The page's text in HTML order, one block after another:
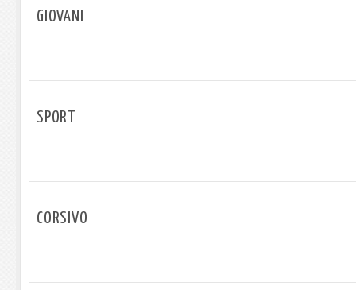
GIOVANI
SPORT
CORSIVO